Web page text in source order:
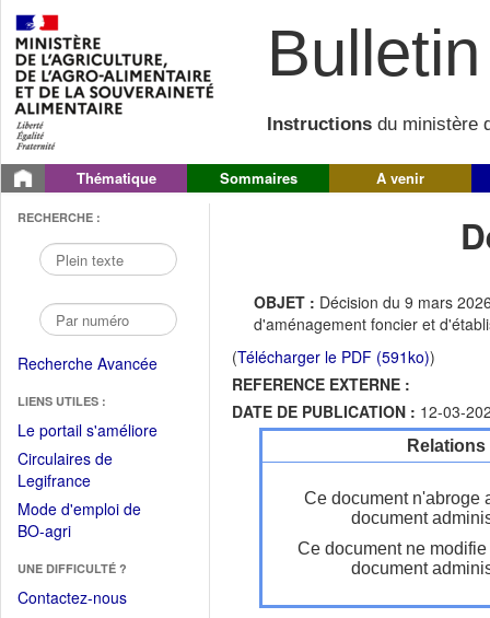
Instructions du ministère
Thématique Sommaires A venir
RECHERCHE :
Recherche Avancée
LIENS UTILES :
Le portail s'améliore(Fichier
Circulaires de
Legifrance(Ouvrir
dans
une
fenêtre)
Mode d'emploi de
BO-agri(Ouvrir
une
nouvelle
UNE DIFFICULTÉ ?
Contactez-nous
OBJET : Décision du 9 mars
d'aménagement foncier et
(Télécharger le PDF (591ko))
REFERENCE EXTERNE :
DATE DE PUBLICATION : 12-03-
Ce document n'abroge
document
Ce document ne
document